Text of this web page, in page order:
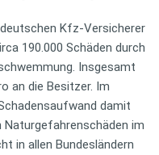
Kfz-Versicherer
190.000 Schäden durch
Insgesamt
an die Besitzer. Im
damit
im
in allen Bundesländern